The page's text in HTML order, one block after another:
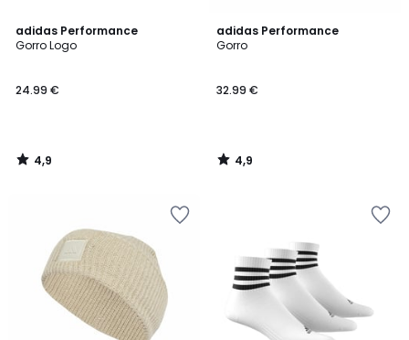
adidas Performance
Gorro Logo
24.99 €
4,9
/ 5
4,9
/
adidas Performance
Gorro
32.99 €
4,9
/ 5
4,9
/